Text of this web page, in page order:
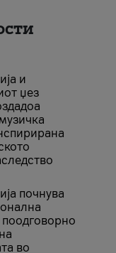
и
џез
почнува
во